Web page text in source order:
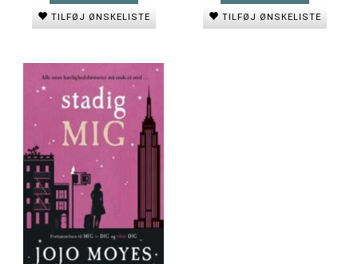
TILFØJ ØNSKELISTE TILFØJ ØNSKELISTE